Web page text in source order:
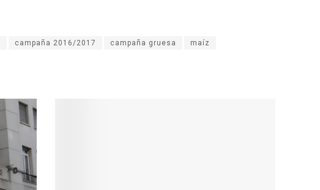
campaña 2016/2017 campaña gruesa maíz